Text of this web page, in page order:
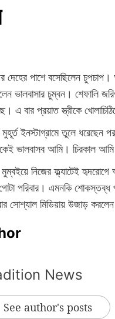
দেহের পাশে বসেছিলেন
ভালবাসার চুম্বন। শেফালি
এ বার প্রয়াত স্ত্রীকে
মুহূর্ত ইনস্টাগ্রামে তুলে
ভালবাসব আমি। চিরকাল
নিজের ফ্ল্যাটেই
পরিবার। এমনকি
সোশ্যাল মিডিয়ায় উজাড় করলেন
News
See author's posts